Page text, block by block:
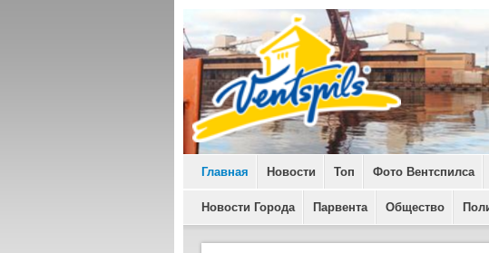
Главная Новости Топ Фото Вентспилса
Новости Города Парвента Общество